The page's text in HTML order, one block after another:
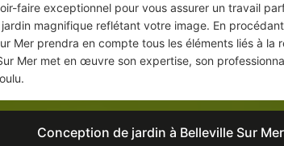
faire exceptionnel pour vous assurer un travail
jardin magnifique reflétant votre image. En
Mer prendra en compte tous les éléments liés à la
Mer met en œuvre son expertise, son
Conception de jardin à Belleville Sur Mer